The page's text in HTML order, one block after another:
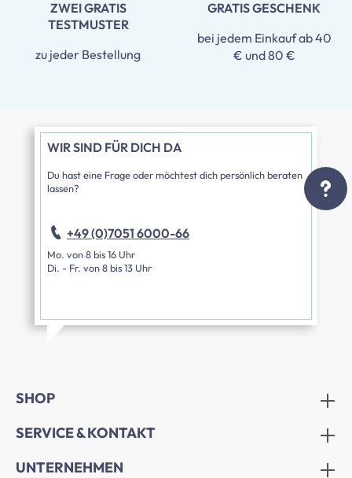
ZWEI GRATIS
TESTMUSTER
zu jeder Bestellung
GRATIS GESCHENK
bei jedem Einkauf ab 40
€ und 80 €
WIR SIND FÜR DICH DA
Du hast eine Frage oder möchtest dich persönlich beraten
lassen?
+49 (0)7051 6000-66
Mo. von 8 bis 16 Uhr
Di. - Fr. von 8 bis 13 Uhr
SHOP
SERVICE & KONTAKT
UNTERNEHMEN